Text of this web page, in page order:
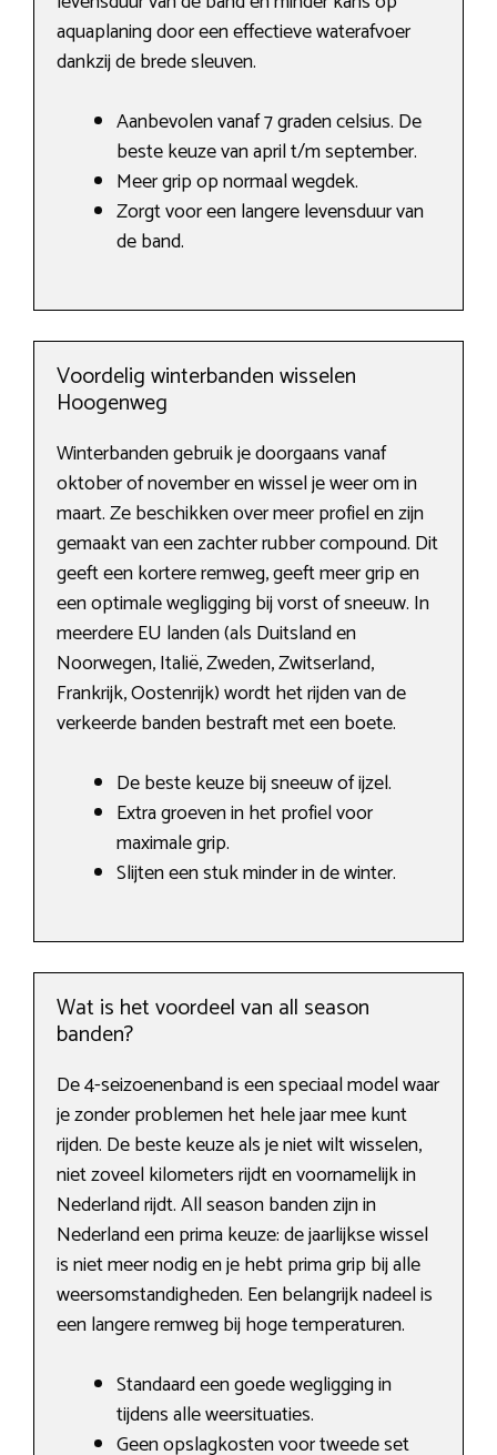
aquaplaning door een effectieve waterafvoer
dankzij de brede sleuven.
Aanbevolen vanaf 7 graden celsius. De
beste keuze van april t/m september.
Meer grip op normaal wegdek.
Zorgt voor een langere levensduur van
de band.
Voordelig winterbanden wisselen
Hoogenweg
Winterbanden gebruik je doorgaans vanaf
oktober of november en wissel je weer om in
maart. Ze beschikken over meer profiel en zijn
gemaakt van een zachter rubber compound. Dit
geeft een kortere remweg, geeft meer grip en
een optimale wegligging bij vorst of sneeuw. In
meerdere EU landen (als Duitsland en
Noorwegen, Italië, Zweden, Zwitserland,
Frankrijk, Oostenrijk) wordt het rijden van de
verkeerde banden bestraft met een boete.
De beste keuze bij sneeuw of ijzel.
Extra groeven in het profiel voor
maximale grip.
Slijten een stuk minder in de winter.
Wat is het voordeel van all season
banden?
De 4-seizoenenband is een speciaal model waar
je zonder problemen het hele jaar mee kunt
rijden. De beste keuze als je niet wilt wisselen,
niet zoveel kilometers rijdt en voornamelijk in
Nederland rijdt. All season banden zijn in
Nederland een prima keuze: de jaarlijkse wissel
is niet meer nodig en je hebt prima grip bij alle
weersomstandigheden. Een belangrijk nadeel is
een langere remweg bij hoge temperaturen.
Standaard een goede wegligging in
tijdens alle weersituaties.
Geen opslagkosten voor tweede set